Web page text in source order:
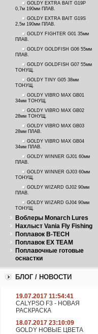
GOLDY EXTRA BAIT G19P
0,7м 190мм ПЛАВ.
GOLDY EXTRA BAIT G19S
2,5м 190мм ПЛАВ.
GOLDY FIGHTER G01 35мм
ПЛАВ.
GOLDY GOLDFISH G06 55мм
ПЛАВ.
GOLDY GOLDFISH G07 55мм
ТОНУЩ.
GOLDY TINY G05 38мм
ТОНУЩ.
GOLDY VIBRO MAX GB01
34мм ТОНУЩ.
GOLDY VIBRO MAX GB02
28мм ТОНУЩ.
GOLDY VIBRO MAX GB03
28мм ПЛАВ.
GOLDY VIBRO MAX GB04
34мм ПЛАВ.
GOLDY WINNER GJ01 60мм
ПЛАВ.
GOLDY WINNER GJ03 60мм
ТОНУЩ.
GOLDY WIZARD GJ02 90мм
ПЛАВ.
GOLDY WIZARD GJ04 90мм
ТОНУЩ.
Воблеры Monarch Lures
Нахлыст Vania Fly Fishing
Поплавок B-TECH
Поплавок EX TEAM
Поплавочные готовые
оснастки
БЛОГ / НОВОСТИ
19.07.2017 11:54:41
CALYPSO F3 - НОВАЯ
РАСКРАСКА
18.07.2017 23:10:09
GOLDY НОВЫЕ ЦВЕТА